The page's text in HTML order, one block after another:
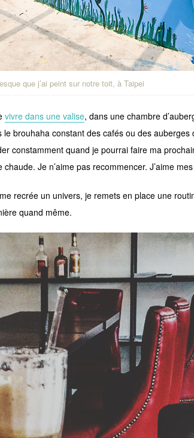
que j’ai peint sur notre toit, à Taipei
vivre dans une valise, dans une chambre
le brouhaha constant des cafés ou des auberges
constamment quand je pourrai faire ma
Je n’aime pas recommencer. J’aime
recrée un univers, je remets en place une
quand même.